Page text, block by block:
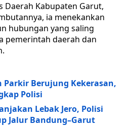
Daerah Kabupaten Garut,
ia menekankan
hubungan yang saling
pemerintah daerah dan
Parkir Berujung Kekerasan,
Polisi
Lebak Jero, Polisi
Jalur Bandung–Garut